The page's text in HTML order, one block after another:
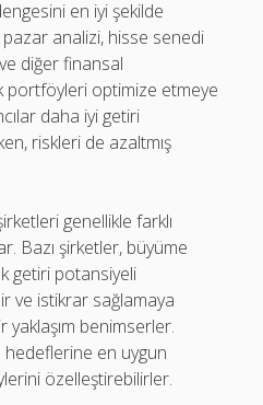
en iyi şekilde
analizi, hisse senedi
ve diğer finansal
portföyleri optimize etmeye
daha iyi getiri
riskleri de azaltmış
genellikle farklı
Bazı şirketler, büyüme
getiri potansiyeli
ve istikrar sağlamaya
yaklaşım benimserler.
hedeflerine en uygun
özelleştirebilirler.